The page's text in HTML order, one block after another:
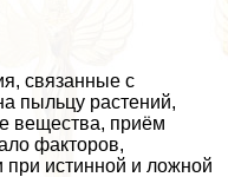
связанные с
пыльцу растений,
вещества, приём
факторов,
истинной и ложной